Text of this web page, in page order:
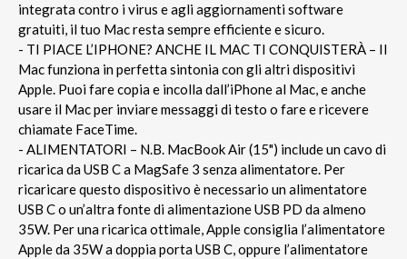
integrata contro i virus e agli aggiornamenti software
gratuiti, il tuo Mac resta sempre efficiente e sicuro.
- TI PIACE L’IPHONE? ANCHE IL MAC TI CONQUISTERÀ – Il
Mac funziona in perfetta sintonia con gli altri dispositivi
Apple. Puoi fare copia e incolla dall’iPhone al Mac, e anche
usare il Mac per inviare messaggi di testo o fare e ricevere
chiamate FaceTime.
- ALIMENTATORI – N.B. MacBook Air (15") include un cavo di
ricarica da USB C a MagSafe 3 senza alimentatore. Per
ricaricare questo dispositivo è necessario un alimentatore
USB C o un’altra fonte di alimentazione USB PD da almeno
35W. Per una ricarica ottimale, Apple consiglia l’alimentatore
Apple da 35W a doppia porta USB C, oppure l’alimentatore